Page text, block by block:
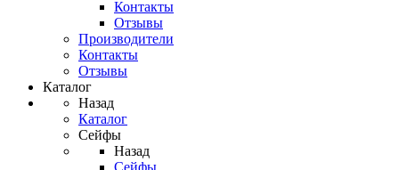
Контакты
Отзывы
Производители
Контакты
Отзывы
Каталог
Назад
Каталог
Сейфы
Назад
Сейфы